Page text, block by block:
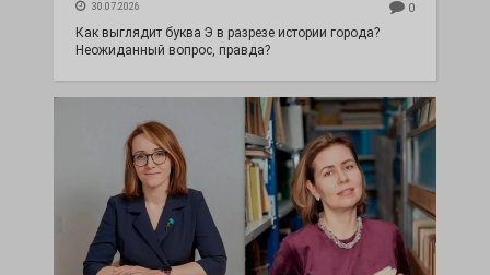
30.07.2026 0
Как выглядит буква Э в разрезе истории города?
Неожиданный вопрос, правда?